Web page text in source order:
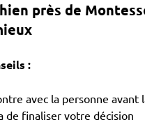
près de
:
avec la personne avant
de finaliser votre décision